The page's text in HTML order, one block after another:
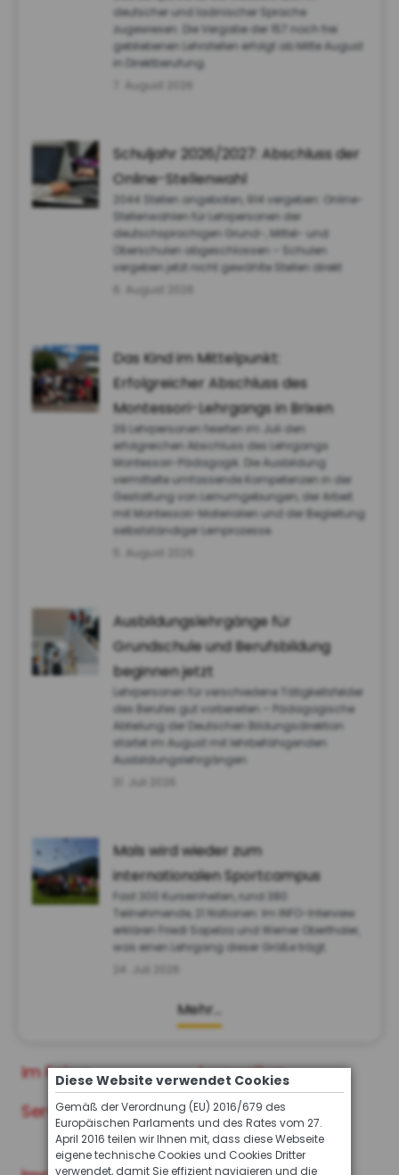
deutscher und ladinischer Sprache
zugewiesen. Die Vergabe der 157 noch frei
gebliebenen Lehrstellen erfolgt ab Mitte August
in Direktberufung.
Schuljahr 2026/2027: Abschluss der
Online-Stellenwahl
2044 Stellen angeboten, 914 vergeben: Online-
Stellenwahlen für Lehrpersonen der
deutschsprachigen Grund-, Mittel- und
Oberschulen abgeschlossen – Schulen
vergeben jetzt nicht gewählte Stellen direkt
Das Kind im Mittelpunkt:
Erfolgreicher Abschluss des
Montessori-Lehrgangs in Brixen
39 Lehrpersonen feierten im Juli den
erfolgreichen Abschluss des Lehrgangs
Montessori-Pädagogik. Die Ausbildung
vermittelte umfassende Kompetenzen in der
Gestaltung von Lernumgebungen, der Arbeit
mit Montessori-Materialien und der Begleitung
selbstständiger Lernprozesse.
Ausbildungslehrgänge für
Grundschule und Berufsbildung
beginnen jetzt
Lehrpersonen für verschiedene Tätigkeitsfelder
des Berufes gut vorbereiten – Pädagogische
Abteilung der Deutschen Bildungsdirektion
startet im August mit lehrbefähigenden
Ausbildungslehrgängen
Mals wird wieder zum
internationalen Sportcampus
Fast 300 Kurseinheiten, rund 380
Teilnehmende, 21 Nationen: Im INFO-Interview
erklären Friedl Sapelza und Werner Oberthaler,
was einen Lehrgang dieser Größe trägt.
Mehr…
im Fokus
Lernwelten
Service
Archiv der INFO
Ausgaben
Diese Website verwendet Cookies
Gemäß der Verordnung (EU) 2016/679 des
Europäischen Parlaments und des Rates vom 27.
April 2016 teilen wir Ihnen mit, dass diese Webseite
eigene technische Cookies und Cookies Dritter
verwendet, damit Sie effizient navigieren und die